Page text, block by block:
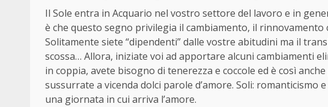
Il Sole entra in Acquario nel vostro settore del lavoro e in
è che questo segno privilegia il cambiamento, il
Solitamente siete “dipendenti” dalle vostre abitudini ma il
scossa… Allora, iniziate voi ad apportare alcuni cambiamenti
in coppia, avete bisogno di tenerezza e coccole ed è così
sussurrate a vicenda dolci parole d’amore. Soli: romanticismo
una giornata in cui arriva l’amore.